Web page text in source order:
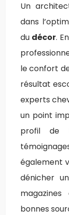
Un
dans
du décor.
le confort
résultat
experts
un point
profil de
également
dénicher
bonnes